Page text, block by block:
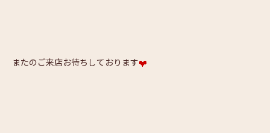
またのご来店お待ちしております